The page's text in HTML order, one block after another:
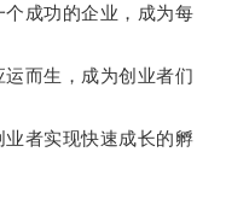
成功的企业，成为每
而生，成为创业者们
者实现快速成长的孵